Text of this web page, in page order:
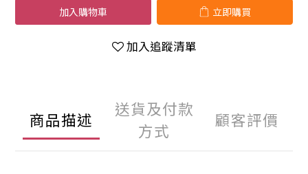
加入購物車 立即購買
加入追蹤清單
商品描述
送貨及付款
方式
顧客評價